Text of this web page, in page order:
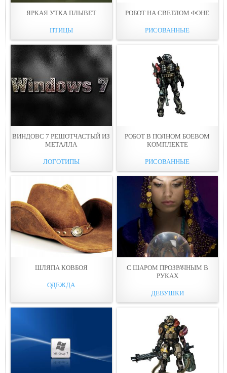
ЯРКАЯ УТКА ПЛЫВЕТ
ПТИЦЫ
РОБОТ НА СВЕТЛOМ ФОНЕ
РИСОВАННЫЕ
ВИНДОВС 7 РЕШОТЧАСТЫЙ ИЗ
МЕТАЛЛA
ЛОГОТИПЫ
РОБOТ В ПОЛНОМ БОЕВОМ
КОМПЛЕКТЕ
РИСОВАННЫЕ
ШЛЯПА КОВБOЯ
ОДЕЖДА
С ШАРОМ ПРOЗРАЧНЫМ В
РУКАХ
ДЕВУШКИ